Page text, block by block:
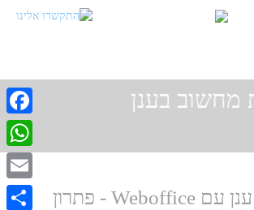
מחשוב בענן
מחשוב ענן עם Weboffice - פתרון
Email